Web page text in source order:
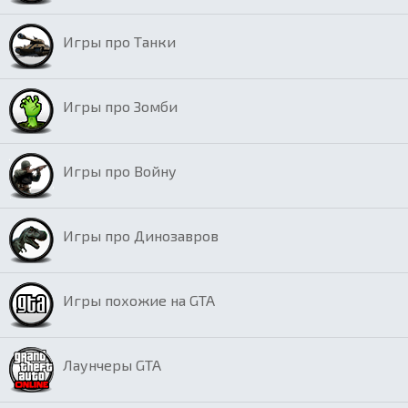
Игры про Танки
Игры про Зомби
Игры про Войну
Игры про Динозавров
Игры похожие на GTA
Лаунчеры GTA